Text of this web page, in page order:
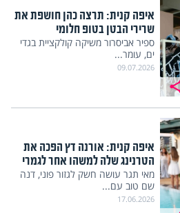
איפה קנית: תרצה כהן חושפת את
שרירי הבטן בטופ חלומי
ספיר אביסרור משיקה קולקציית בגדי
ים, עומר...
09.07.2026
איפה קנית: אורנה דץ הפכה את
הטרנינג שלה למשהו אחר לגמרי
מאי תגר עושה חשק לגזור פוני, דנה
שם טוב עם...
17.06.2026